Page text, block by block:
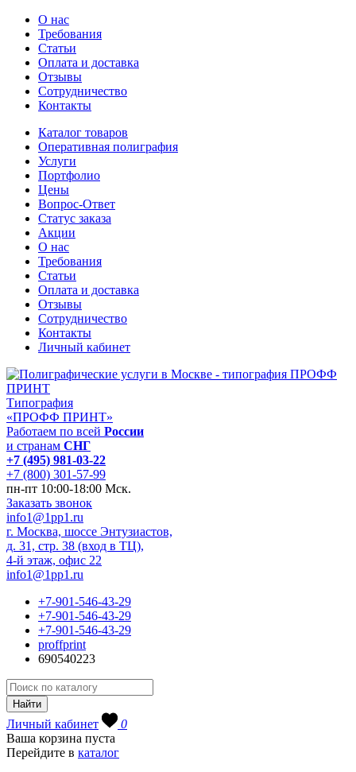
О нас
Требования
Статьи
Оплата и доставка
Отзывы
Сотрудничество
Контакты
Каталог товаров
Оперативная полиграфия
Услуги
Портфолио
Цены
Вопрос-Ответ
Статус заказа
Акции
О нас
Требования
Статьи
Оплата и доставка
Отзывы
Сотрудничество
Контакты
Личный кабинет
Типография
«ПРОФФ ПРИНТ»
Работаем по всей России
и странам СНГ
+7 (495) 981-03-22
+7 (800) 301-57-99
пн-пт 10:00-18:00 Мск.
Заказать звонок
info1@1pp1.ru
г. Москва, шоссе Энтузиастов,
д. 31, стр. 38 (вход в ТЦ),
4-й этаж, офис 22
info1@1pp1.ru
+7-901-546-43-29
+7-901-546-43-29
+7-901-546-43-29
proffprint
690540223
Личный кабинет
0
Ваша корзина пуста
Перейдите в каталог